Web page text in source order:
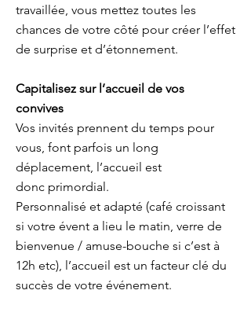
travaillée, vous mettez toutes les
chances de votre côté pour créer l’effet
de surprise et d’étonnement.
Capitalisez sur l’accueil de vos
convives
Vos invités prennent du temps pour
vous, font parfois un long
déplacement, l’accueil est
donc primordial.
Personnalisé et adapté (café croissant
si votre évent a lieu le matin, verre de
bienvenue / amuse-bouche si c’est à
12h etc), l’accueil est un facteur clé du
succès de votre événement.